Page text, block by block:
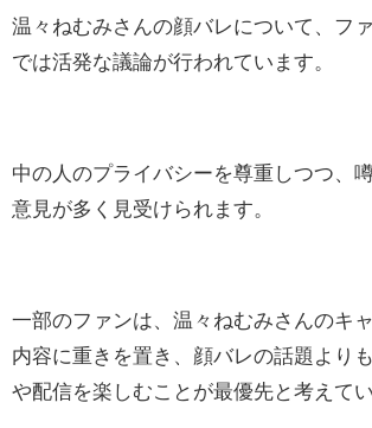
温々ねむみさんの顔バレについて、フ
では活発な議論が行われています。
中の人のプライバシーを尊重しつつ、
意見が多く見受けられます。
一部のファンは、温々ねむみさんのキ
内容に重きを置き、顔バレの話題より
や配信を楽しむことが最優先と考えてい